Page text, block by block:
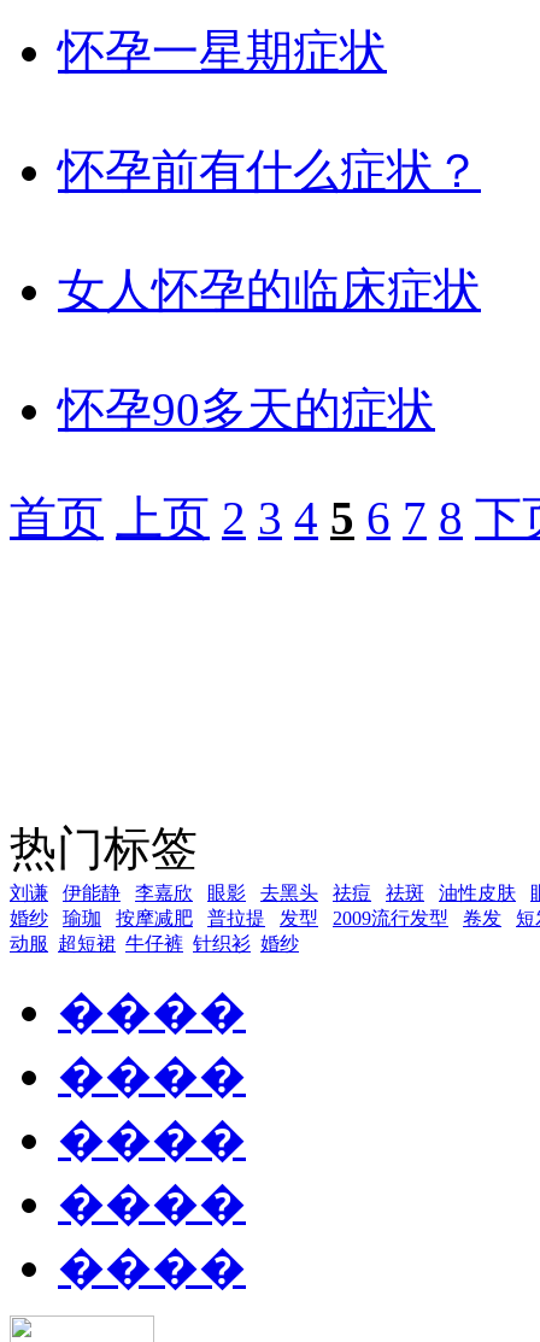
怀孕一星期症状
怀孕前有什么症状？
女人怀孕的临床症状
怀孕90多天的症状
首页 上页 2 3 4 5 6 7 8 下
热门标签
刘谦 伊能静 李嘉欣 眼影 去黑头 祛痘 祛斑 油性皮肤
婚纱
瑜珈 按摩减肥 普拉提 发型 2009流行发型 卷发
短
动服
超短裙 牛仔裤 针织衫 婚纱
����
����
����
����
����